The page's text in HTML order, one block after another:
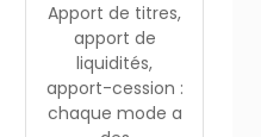
Apport de titres,
apport de
liquidités,
apport-cession :
chaque mode a